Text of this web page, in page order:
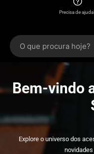
Precisa de
Bem-vindo
Explore o universo dos